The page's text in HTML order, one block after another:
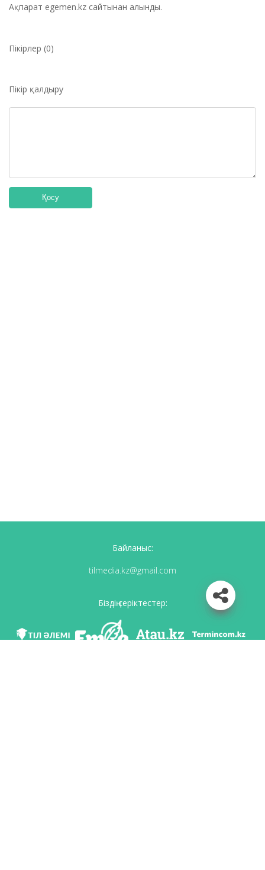
Ақпарат egemen.kz сайтынан алынды.
Пікірлер (0)
Пікір қалдыру
Қосу
Байланыс:
tilmedia.kz@gmail.com
Біздің серіктестер: